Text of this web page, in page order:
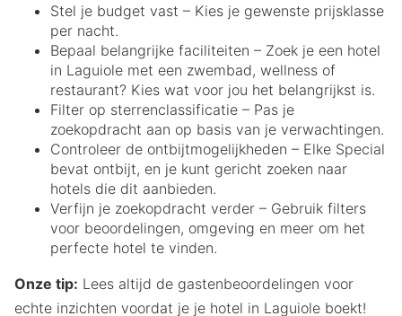
Stel je budget vast – Kies je gewenste prijsklasse
per nacht.
Bepaal belangrijke faciliteiten – Zoek je een hotel
in Laguiole met een zwembad, wellness of
restaurant? Kies wat voor jou het belangrijkst is.
Filter op sterrenclassificatie – Pas je
zoekopdracht aan op basis van je verwachtingen.
Controleer de ontbijtmogelijkheden – Elke Special
bevat ontbijt, en je kunt gericht zoeken naar
hotels die dit aanbieden.
Verfijn je zoekopdracht verder – Gebruik filters
voor beoordelingen, omgeving en meer om het
perfecte hotel te vinden.
Onze tip: Lees altijd de gastenbeoordelingen voor
echte inzichten voordat je je hotel in Laguiole boekt!